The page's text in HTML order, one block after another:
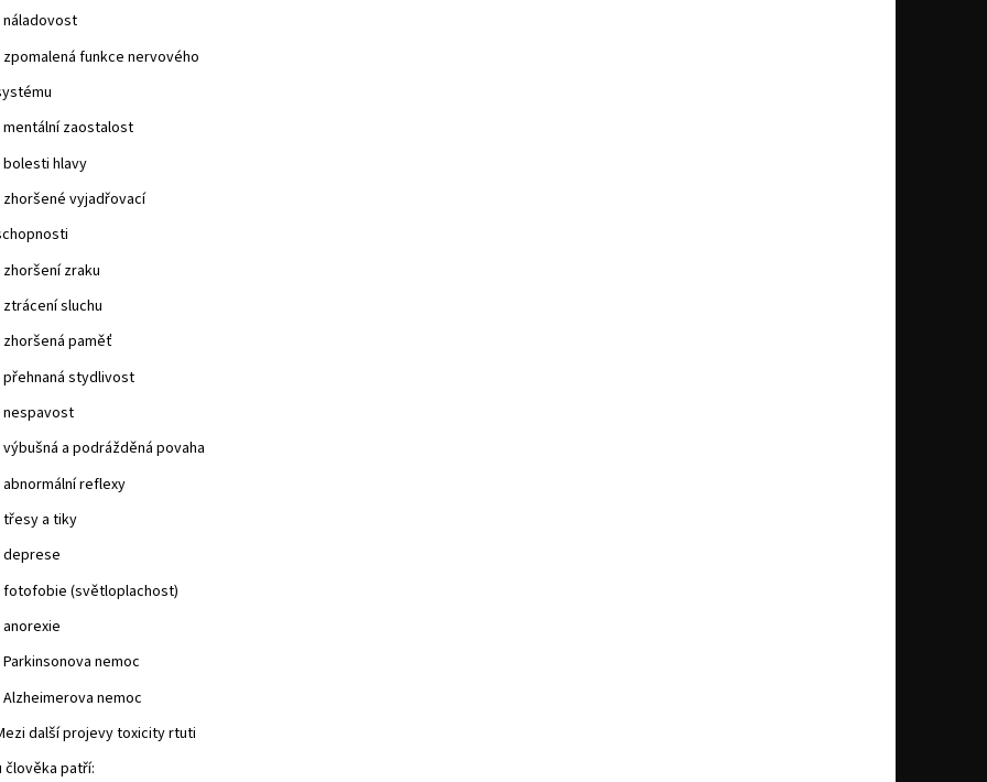
náladovost
zpomalená funkce nervového
mentální zaostalost
bolesti hlavy
zhoršené vyjadřovací
zhoršení zraku
ztrácení sluchu
zhoršená paměť
přehnaná stydlivost
nespavost
výbušná a podrážděná povaha
abnormální reflexy
třesy a tiky
deprese
fotofobie (světloplachost)
anorexie
Parkinsonova nemoc
Alzheimerova nemoc
další projevy toxicity rtuti
člověka patří: